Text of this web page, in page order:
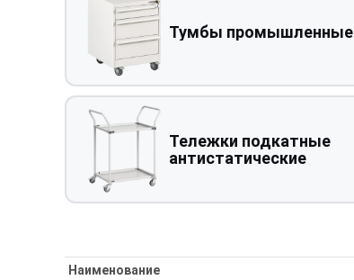
Тумбы промышленные
Тележки подкатные
антистатические
Наименование